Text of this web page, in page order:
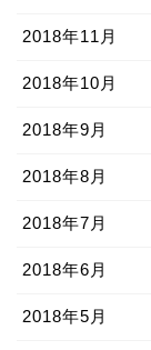
2018年11月
2018年10月
2018年9月
2018年8月
2018年7月
2018年6月
2018年5月